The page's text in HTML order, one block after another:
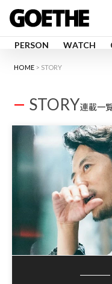
PERSON WATCH
HOME STORY
STORY連載一